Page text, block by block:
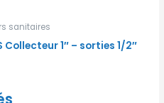
sanitaires
Collecteur 1″ – sorties 1/2″